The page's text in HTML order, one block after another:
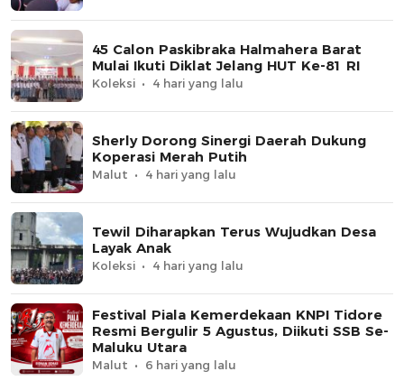
45 Calon Paskibraka Halmahera Barat
Mulai Ikuti Diklat Jelang HUT Ke-81 RI
Koleksi 4 hari yang lalu
Sherly Dorong Sinergi Daerah Dukung
Koperasi Merah Putih
Malut 4 hari yang lalu
Tewil Diharapkan Terus Wujudkan Desa
Layak Anak
Koleksi 4 hari yang lalu
Festival Piala Kemerdekaan KNPI Tidore
Resmi Bergulir 5 Agustus, Diikuti SSB Se-
Maluku Utara
Malut 6 hari yang lalu